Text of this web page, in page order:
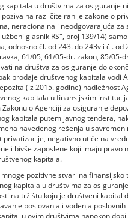
kapitala u društvima za osiguranje
na različite ranije zakone o
neracionalna i neodgovarajuća
glasnik RS", broj 139/14)
odnosno čl. od 243. do 243v i čl.
61/05, 61/05-dr. zakon, 85/05-
na društva za osiguranje do
prodaje društvenog kapitala vodi
(iz 2015. godine) nadležnost
kapitala u finansijskim
o Agenciji za osiguranje
kapitala putem javnog tendera,
navedenog rešenja u
negativno utiče na
i bivše zaposlene koji imaju pravo
kapitala.
pozitivne stvari na
kapitala u društvima za
na tržištu koju je društveni kapital
poslovanja i vođenja